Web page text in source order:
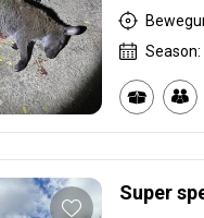
Season:
Super